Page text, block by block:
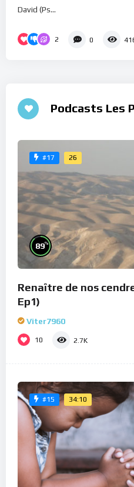
David (Ps...
2 0
Podcasts Les
#17 26
89%
Renaître de nos
Ep1)
Viter7960
10 2.7K
#15 34:10